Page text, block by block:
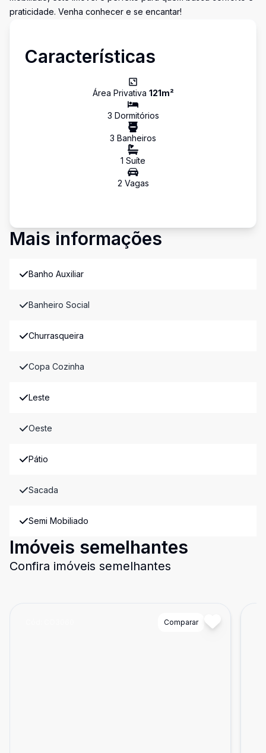
praticidade. Venha conhecer e se encantar!
Características
Área Privativa 121m²
3 Dormitórios
3 Banheiros
1 Suíte
2 Vagas
Mais informações
Banho Auxiliar
Banheiro Social
Churrasqueira
Copa Cozinha
Leste
Oeste
Pátio
Sacada
Semi Mobiliado
Imóveis semelhantes
Confira imóveis semelhantes
Comparar